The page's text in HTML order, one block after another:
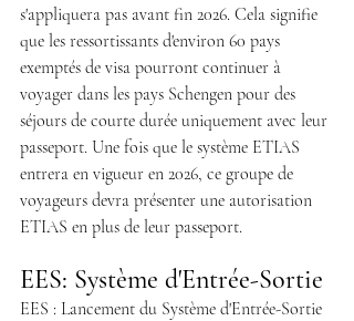
s'appliquera pas avant fin 2026. Cela signifie
que les ressortissants d'environ 60 pays
exemptés de visa pourront continuer à
voyager dans les pays Schengen pour des
séjours de courte durée uniquement avec leur
passeport. Une fois que le système ETIAS
entrera en vigueur en 2026, ce groupe de
voyageurs devra présenter une autorisation
ETIAS en plus de leur passeport.
EES: Système d'Entrée-Sortie
EES : Lancement du Système d'Entrée-Sortie